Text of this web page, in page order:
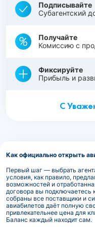
Подписывайте
Субагентский
Получайте
Комиссию с
Фиксируйте
Прибыль и
С
Как официально открыть
Первый шаг — выбрать
условия, как правило,
возможностей и
договора вы подключаетесь
собраны все поставщики и
авиабилетов даёт полную
привлекательнее цена для
Баланс каждый находит сам.